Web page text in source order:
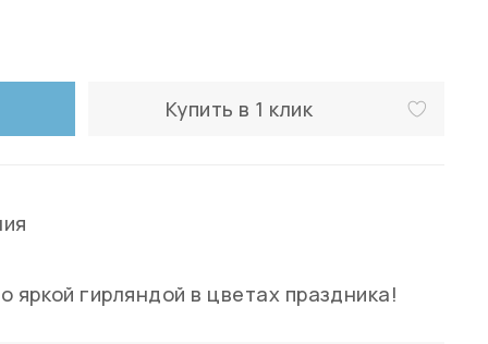
Купить в 1 клик
яркой гирляндой в цветах праздника!